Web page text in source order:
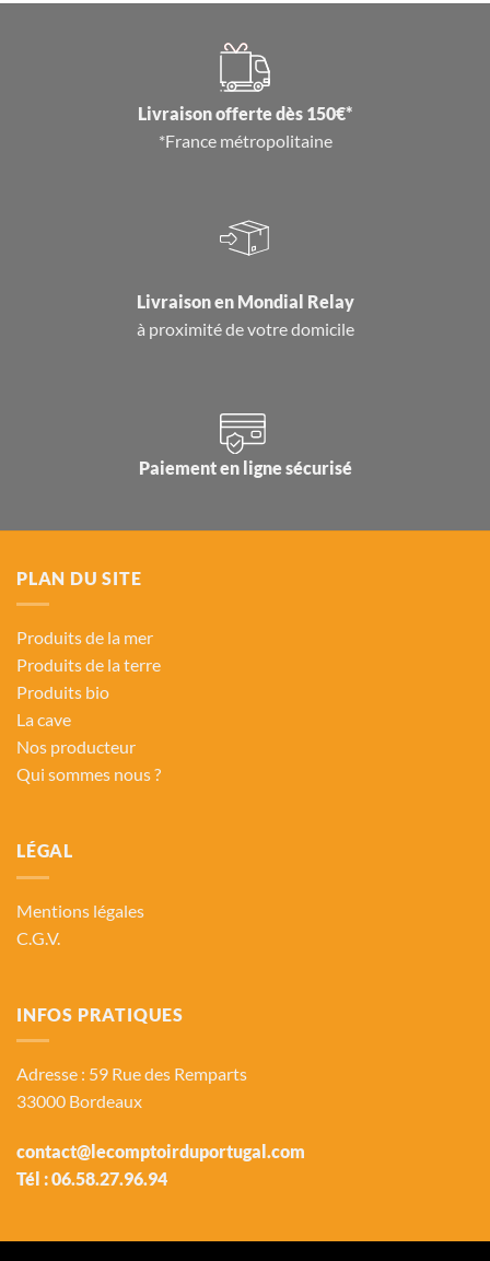
Livraison offerte dès 150€*
*France métropolitaine
Livraison en Mondial Relay
à proximité de votre domicile
Paiement en ligne sécurisé
PLAN DU SITE
Produits de la mer
Produits de la terre
Produits bio
La cave
Nos producteur
Qui sommes nous ?
LÉGAL
Mentions légales
C.G.V.
INFOS PRATIQUES
Adresse : 59 Rue des Remparts
33000 Bordeaux
contact@lecomptoirduportugal.com
Tél :06.58.27.96.94